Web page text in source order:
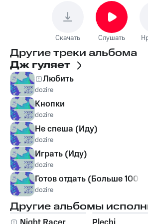
Скачать Слушать
Другие треки альбома
Дж гуляет
Любить
dozire
Кнопки
dozire
Не спеша (Иду)
dozire
Играть (Иду)
dozire
Готов отдать (Больше 100
dozire
Другие альбомы